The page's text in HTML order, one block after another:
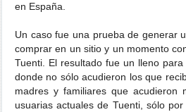
en España.
Un caso fue una prueba de generar
comprar en un sitio y un momento
Tuenti. El resultado fue un lleno
donde no sólo acudieron los que
madres y familiares que acudieron
usuarias actuales de Tuenti, sólo